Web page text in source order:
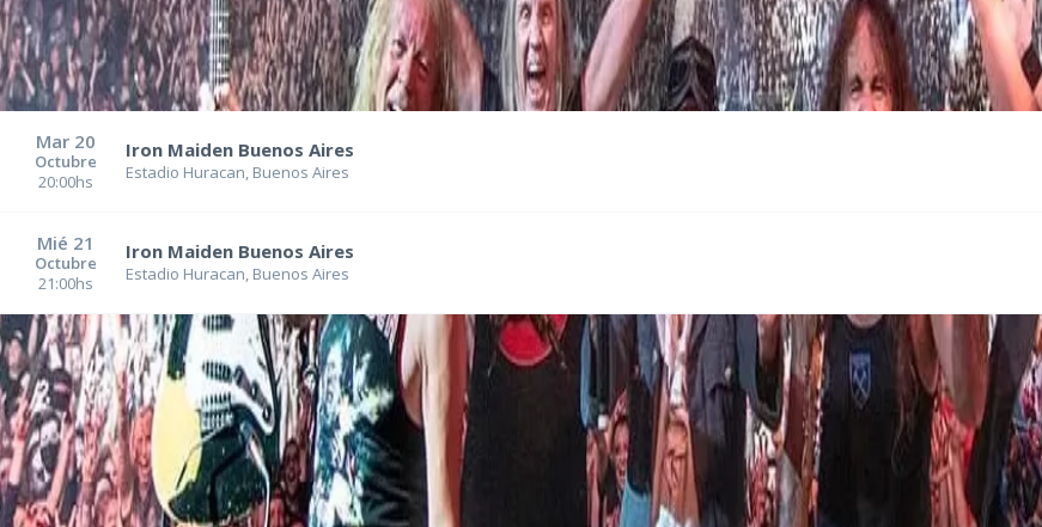
2 eventos disponibles
Mar 20
Octubre
20:00hs
Iron Maiden Buenos Aires
Estadio Huracan, Buenos Aires
Mié 21
Octubre
21:00hs
Iron Maiden Buenos Aires
Estadio Huracan, Buenos Aires
Entradas Iron Maiden Argentina
El nuevo desembarco de Maiden en suelo nacional tendrá lugar luego de dos años, La nueva placa es un álbum doble que tiene una
Recibió muy buenas críticas tanto de los medios especializados como de los seguidores de la banda. Nacida en 1975 en Londres, Inglaterra,
este megagrupo), Iron Maiden superó la barrera de los 100 millones de álbumes vendidos, más allá de no haber contado con el apoyo de los
años. Las presentaciones en vivo de esta banda cuentan entre las más espectaculares que puedan verse, por eso ahora que se anuncia
podés perderte la oportunidad de verlos. Vos tenes que estar presente para Iron Maiden! Si bien desde sus inicios Maiden se destacó como